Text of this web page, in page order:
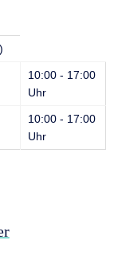
10:00 - 17:00
Uhr
10:00 - 17:00
Uhr